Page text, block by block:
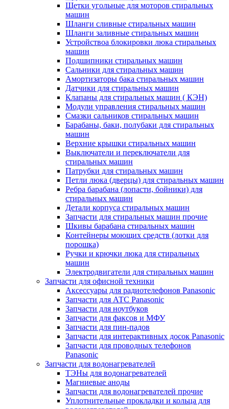
Щетки угольные для моторов стиральных
машин
Шланги сливные стиральных машин
Шланги заливные стиральных машин
Устройствоа блокировки люка стиральных
машин
Подшипники стиральных машин
Сальники для стиральных машин
Амортизаторы бака стиральных машин
Датчики для стиральных машин
Клапаны для стиральных машин ( КЭН)
Модули управления стиральных машин
Смазки сальников стиральных машин
Барабаны, баки, полубаки для стиральных
машин
Верхние крышки стиральных машин
Выключатели и переключатели для
стиральных машин
Патрубки для стиральных машин
Петли люка (дверцы) для стиральных машин
Ребра барабана (лопасти, бойники) для
стиральных машин
Детали корпуса стиральных машин
Запчасти для стиральных машин прочие
Шкивы барабана стиральных машин
Контейнеры моющих средств (лотки для
порошка)
Ручки и крючки люка для стиральных
машин
Электродвигатели для стиральных машин
Запчасти для офисной техники
Аксессуары для радиотелефонов Panasonic
Запчасти для АТС Panasonic
Запчасти для ноутбуков
Запчасти для факсов и МФУ
Запчасти для пин-падов
Запчасти для интерактивных досок Panasonic
Запчасти для проводных телефонов
Panasonic
Запчасти для водонагревателей
ТЭНы для водонагревателей
Магниевые аноды
Запчасти для водонагревателей прочие
Уплотнительные прокладки и кольца для